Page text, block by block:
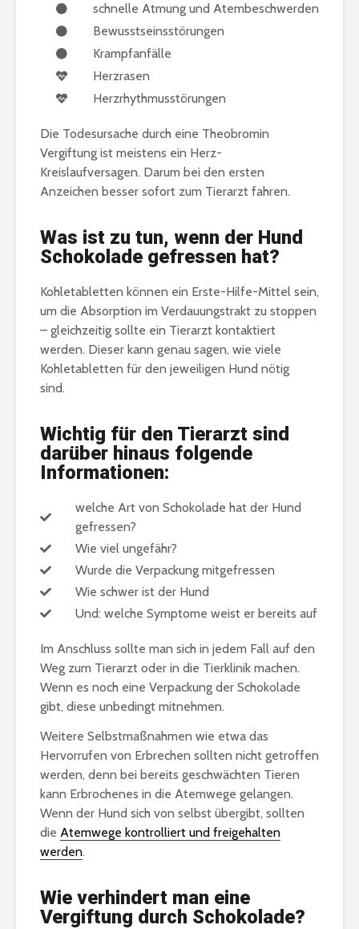
schnelle Atmung und Atembeschwerden
Bewusstseinsstörungen
Krampfanfälle
Herzrasen
Herzrhythmusstörungen
Die Todesursache durch eine Theobromin
Vergiftung ist meistens ein Herz-
Kreislaufversagen. Darum bei den ersten
Anzeichen besser sofort zum Tierarzt fahren.
Was ist zu tun, wenn der Hund
Schokolade gefressen hat?
Kohletabletten können ein Erste-Hilfe-Mittel sein,
um die Absorption im Verdauungstrakt zu stoppen
– gleichzeitig sollte ein Tierarzt kontaktiert
werden. Dieser kann genau sagen, wie viele
Kohletabletten für den jeweiligen Hund nötig
sind.
Wichtig für den Tierarzt sind
darüber hinaus folgende
Informationen:
welche Art von Schokolade hat der Hund
gefressen?
Wie viel ungefähr?
Wurde die Verpackung mitgefressen
Wie schwer ist der Hund
Und: welche Symptome weist er bereits auf
Im Anschluss sollte man sich in jedem Fall auf den
Weg zum Tierarzt oder in die Tierklinik machen.
Wenn es noch eine Verpackung der Schokolade
gibt, diese unbedingt mitnehmen.
Weitere Selbstmaßnahmen wie etwa das
Hervorrufen von Erbrechen sollten nicht getroffen
werden, denn bei bereits geschwächten Tieren
kann Erbrochenes in die Atemwege gelangen.
Wenn der Hund sich von selbst übergibt, sollten
die Atemwege kontrolliert und freigehalten
werden.
Wie verhindert man eine
Vergiftung durch Schokolade?